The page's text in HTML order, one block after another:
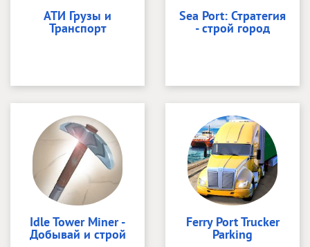
АТИ Грузы и
Транспорт
Sea Port: Стратегия
- строй город
Idle Tower Miner -
Добывай и строй
Ferry Port Trucker
Parking